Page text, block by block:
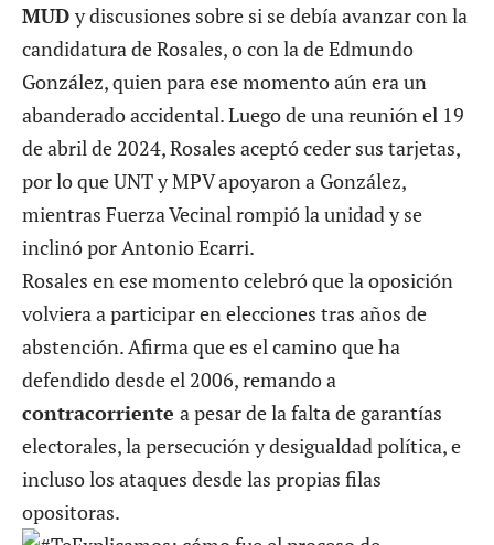
MUD y discusiones sobre si se debía avanzar con la
candidatura de Rosales, o con la de Edmundo
González, quien para ese momento aún era un
abanderado accidental. Luego de una reunión el 19
de abril de 2024, Rosales aceptó ceder sus tarjetas,
por lo que UNT y MPV apoyaron a González,
mientras Fuerza Vecinal rompió la unidad y se
inclinó por Antonio Ecarri.
Rosales en ese momento celebró que la oposición
volviera a participar en elecciones tras años de
abstención. Afirma que es el camino que ha
defendido desde el 2006, remando a
contracorriente a pesar de la falta de garantías
electorales, la persecución y desigualdad política, e
incluso los ataques desde las propias filas
opositoras.